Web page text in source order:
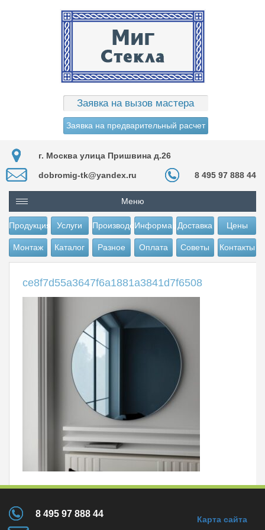
Заявка на вызов мастера
Заявка на предварительный расчет
г. Москва улица Пришвина д.26
dobromig-tk@yandex.ru 8 495 97 888 44
Меню
Продукция Услуги ПроизводствоИнформацияДоставка Цены
Монтаж Каталог Разное Оплата Советы Контакты
ce8f7d55a3647f6a1881a3841d7f6508
8 495 97 888 44
Карта сайта